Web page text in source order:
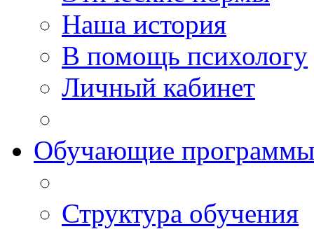
Наша история
В помощь психологу
Личный кабинет
Обучающие программы
Структура обучения